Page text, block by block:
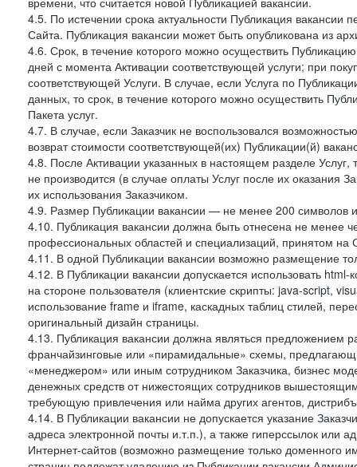
4.5. По истечении срока актуальности Публикация
Сайта. Публикация вакансии может быть опубликована из
4.6. Срок, в течение которого можно осуществить
дней с момента Активации соответствующей услуги; при
соответствующей Услуги. В случае, если Услуга по
данных, то срок, в течение которого можно осуществить
Пакета услуг.
4.7. В случае, если Заказчик не воспользовался
возврат стоимости соответствующей(их) Публикации(й)
4.8. После Активации указанных в настоящем разделе Услуг,
не производится (в случае оплаты Услуг после их оказания
их использования Заказчиком.
4.9. Размер Публикации вакансии — не менее 200 символов
4.10. Публикация вакансии должна быть отнесена не менее
профессиональных областей и специализаций, принятом на
4.11. В одной Публикации вакансии возможно размещение
4.12. В Публикации вакансии допускается использовать
на стороне пользователя (клиентские скрипты: java-script,
использование frame и iframe, каскадных таблиц стилей,
оригинальный дизайн страницы.
4.13. Публикация вакансии должна являться
франчайзинговые или «пирамидальные» схемы,
«менеджером» или иным сотрудником Заказчика, бизнес
денежных средств от нижестоящих сотрудников
требующую привлечения или найма других агентов,
4.14. В Публикации вакансии не допускается указание
адреса электронной почты и.т.п.), а также гиперссылок или
Интернет-сайтов (возможно размещение только доменного